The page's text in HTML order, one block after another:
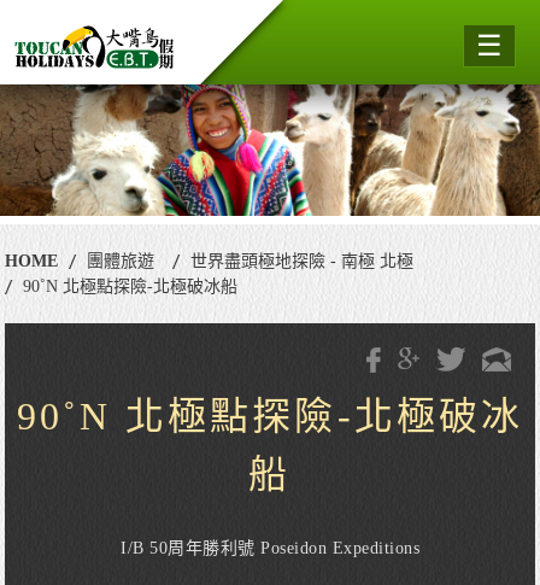
☰
HOME 團體旅遊
世界盡頭極地探險 - 南極 北極
90˚N 北極點探險-北極破冰船
90˚N 北極點探險-北極破冰
船
I/B 50周年勝利號 Poseidon Expeditions